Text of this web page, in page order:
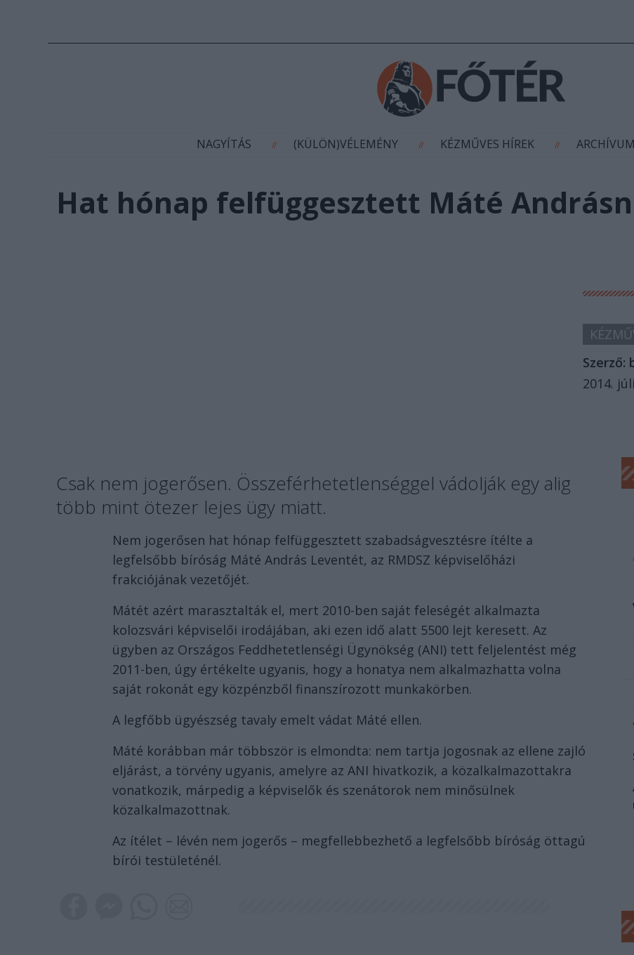
KÉZMŰVES
NAGYÍTÁS // (KÜLÖN)VÉLEMÉNY // KÉZMŰVES HÍREK // ARCHÍVUM
Hat hónap felfüggesztett Máté
Szerző:
2014.
Csak nem jogerősen. Összeférhetetlenséggel vádolják egy alig
több mint ötezer lejes ügy miatt.
Nem jogerősen hat hónap felfüggesztett szabadságvesztésre ítélte a
legfelsőbb bíróság Máté András Leventét, az RMDSZ képviselőházi
frakciójának vezetőjét.
Mátét azért marasztalták el, mert 2010-ben saját feleségét alkalmazta
kolozsvári képviselői irodájában, aki ezen idő alatt 5500 lejt keresett. Az
ügyben az Országos Feddhetetlenségi Ügynökség (ANI) tett feljelentést még
2011-ben, úgy értékelte ugyanis, hogy a honatya nem alkalmazhatta volna
saját rokonát egy közpénzből finanszírozott munkakörben.
A legfőbb ügyészség tavaly emelt vádat Máté ellen.
Máté korábban már többször is elmondta: nem tartja jogosnak az ellene zajló
eljárást, a törvény ugyanis, amelyre az ANI hivatkozik, a közalkalmazottakra
vonatkozik, márpedig a képviselők és szenátorok nem minősülnek
közalkalmazottnak.
Az ítélet – lévén nem jogerős – megfellebbezhető a legfelsőbb bíróság öttagú
bírói testületénél.